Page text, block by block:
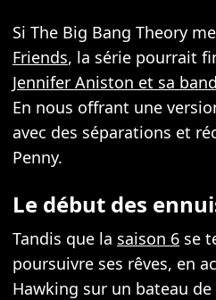
Si The Big Bang Theory
Friends, la série pourrait
Jennifer Aniston et sa
En nous offrant une
avec des séparations et
Penny.
Le début des
Tandis que la saison 6 se
poursuivre ses rêves, en
Hawking sur un bateau